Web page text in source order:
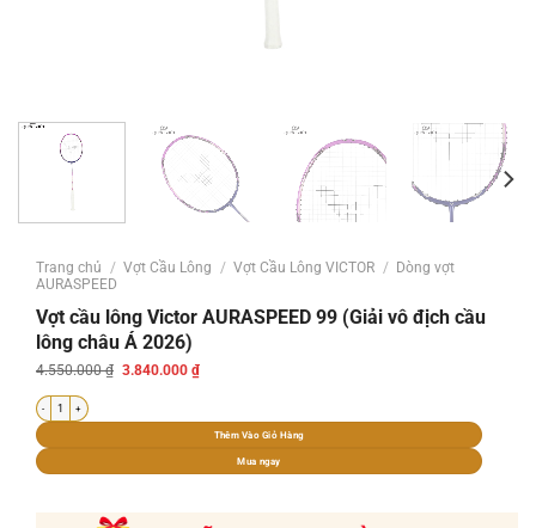
Trang chủ / Vợt Cầu Lông / Vợt Cầu Lông VICTOR /
Dòng vợt
AURASPEED
Vợt cầu lông Victor AURASPEED 99 (Giải vô địch cầu
lông châu Á 2026)
4.550.000₫ Giá
3.840.000 ₫Giá
hiện
3.840.000 ₫.
Vợt cầu lông Victor AURASPEED 99 (Giải vô địch cầu lông châu Á 2026) số lượng
Thêm Vào Giỏ Hàng
Mua ngay